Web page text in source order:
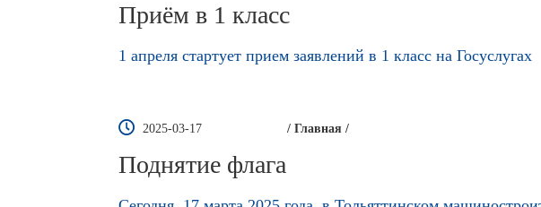
Приём в 1 класс
1 апреля стартует прием заявлений в 1 класс на Госуслугах
2025-03-17 / Главная /
Поднятие флага